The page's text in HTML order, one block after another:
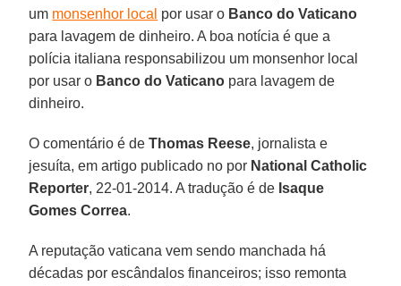
um monsenhor local por usar o Banco do Vaticano
para lavagem de dinheiro. A boa notícia é que a
polícia italiana responsabilizou um monsenhor local
por usar o Banco do Vaticano para lavagem de
dinheiro.
O comentário é deThomas Reese, jornalista e
jesuíta, em artigo publicado no por National Catholic
Reporter, 22-01-2014. A tradução é de Isaque
Gomes Correa.
A reputação vaticana vem sendo manchada há
décadas por escândalos financeiros; isso remonta